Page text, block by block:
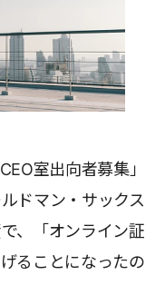
室出向者募集」
ドマン・サックス
、「オンライン証
ることになったの